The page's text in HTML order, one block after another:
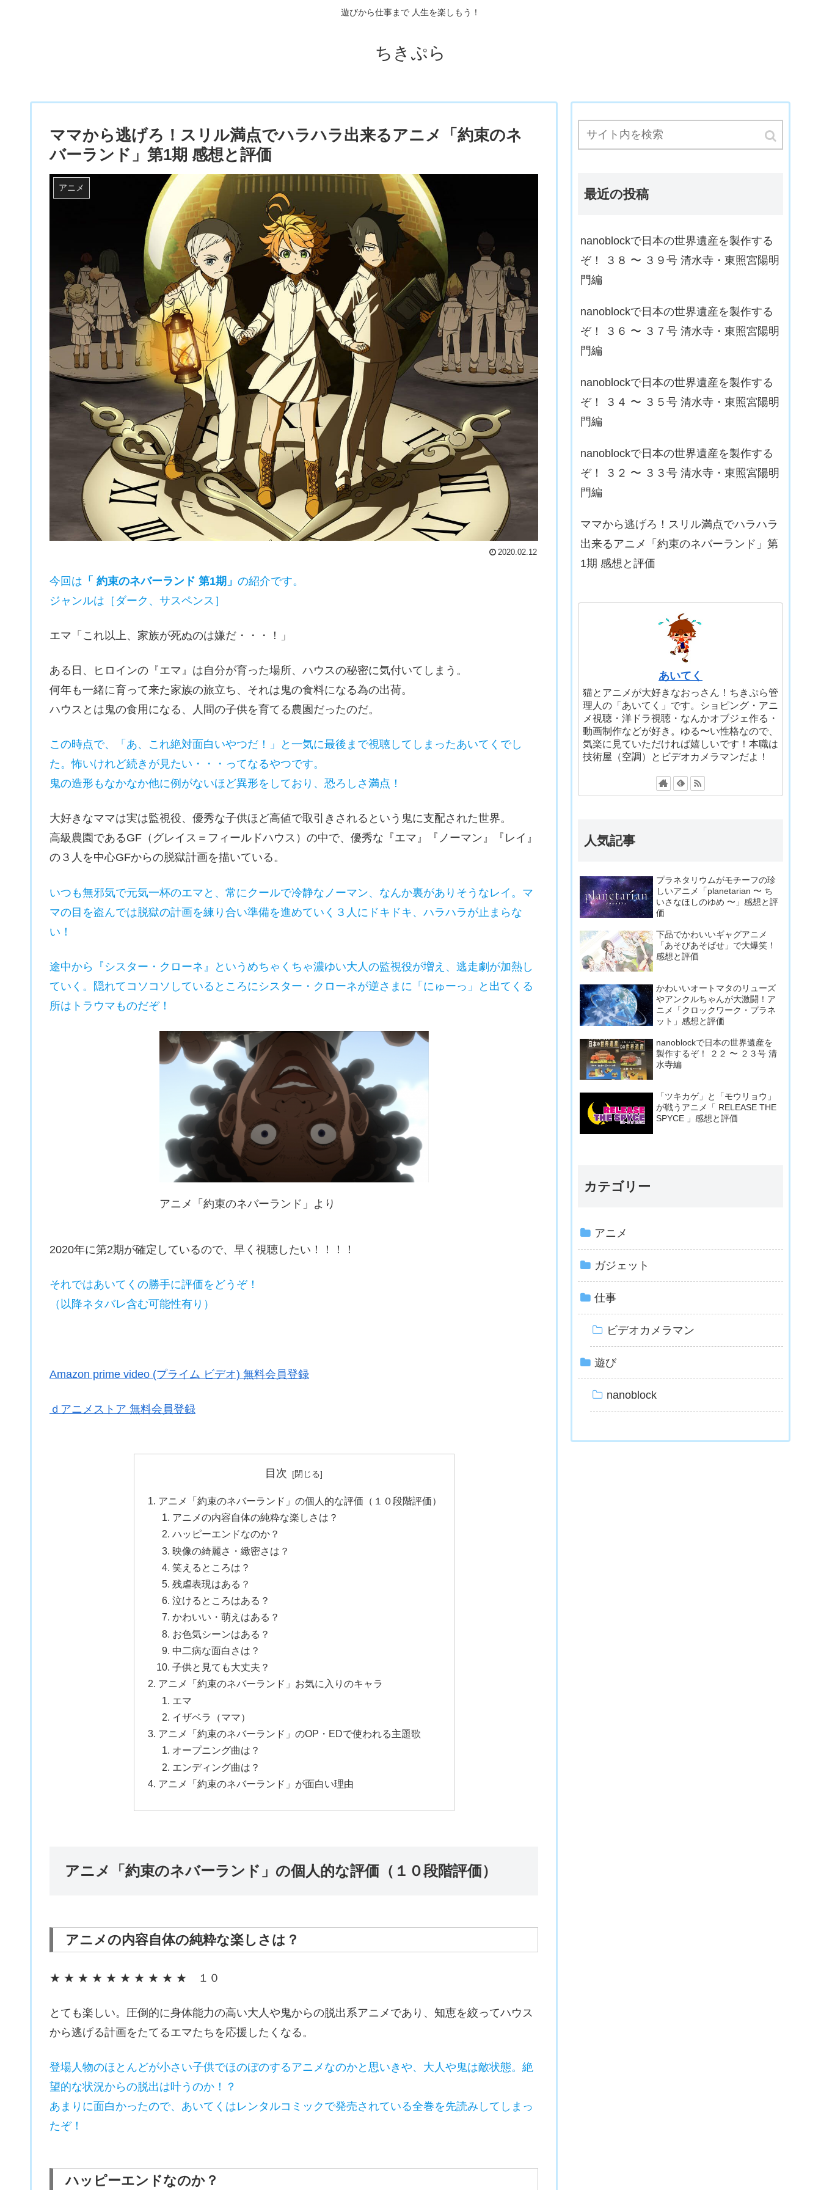
遊びから仕事まで 人生を楽しもう！
ちきぷら
ママから逃げろ！スリル満点でハラハラ出来るアニメ「約束のネ
バーランド」第1期 感想と評価
アニメ
2020.02.12
今回は 「 約束のネバーランド 第1期」 の紹介です。
ジャンルは［ダーク、サスペンス］
エマ「これ以上、家族が死ぬのは嫌だ・・・！」
ある日、ヒロインの『エマ』は自分が育った場所、ハウスの秘密に気付いてしまう。
何年も一緒に育って来た家族の旅立ち、それは鬼の食料になる為の出荷。
ハウスとは鬼の食用になる、人間の子供を育てる農園だったのだ。
この時点で、「あ、これ絶対面白いやつだ！」と一気に最後まで視聴してしまったあいてくでし
た。怖いけれど続きが見たい・・・ってなるやつです。
鬼の造形もなかなか他に例がないほど異形をしており、恐ろしさ満点！
大好きなママは実は監視役、優秀な子供ほど高値で取引きされるという鬼に支配された世界。
高級農園であるGF（グレイス＝フィールドハウス）の中で、優秀な『エマ』『ノーマン』『レイ』
の３人を中心GFからの脱獄計画を描いている。
いつも無邪気で元気一杯のエマと、常にクールで冷静なノーマン、なんか裏がありそうなレイ。マ
マの目を盗んでは脱獄の計画を練り合い準備を進めていく３人にドキドキ、ハラハラが止まらな
い！
途中から『シスター・クローネ』というめちゃくちゃ濃ゆい大人の監視役が増え、逃走劇が加熱し
ていく。隠れてコソコソしているところにシスター・クローネが逆さまに「にゅーっ」と出てくる
所はトラウマものだぞ！
アニメ「約束のネバーランド」より
2020年に第2期が確定しているので、早く視聴したい！！！！
それではあいてくの勝手に評価をどうぞ！
（以降ネタバレ含む可能性有り）
Amazon prime video (プライム ビデオ) 無料会員登録
ｄアニメストア 無料会員登録
目次
アニメ「約束のネバーランド」の個人的な評価（１０段階評価）
アニメの内容自体の純粋な楽しさは？
ハッピーエンドなのか？
映像の綺麗さ・緻密さは？
笑えるところは？
残虐表現はある？
泣けるところはある？
かわいい・萌えはある？
お色気シーンはある？
中二病な面白さは？
子供と見ても大丈夫？
アニメ「約束のネバーランド」お気に入りのキャラ
エマ
イザベラ（ママ）
アニメ「約束のネバーランド」のOP・EDで使われる主題歌
オープニング曲は？
エンディング曲は？
アニメ「約束のネバーランド」が面白い理由
アニメ「約束のネバーランド」の個人的な評価（１０段階評価）
アニメの内容自体の純粋な楽しさは？
★ ★ ★ ★ ★ ★ ★ ★ ★ ★ １０
とても楽しい。圧倒的に身体能力の高い大人や鬼からの脱出系アニメであり、知恵を絞ってハウス
から逃げる計画をたてるエマたちを応援したくなる。
登場人物のほとんどが小さい子供でほのぼのするアニメなのかと思いきや、大人や鬼は敵状態。絶
望的な状況からの脱出は叶うのか！？
あまりに面白かったので、あいてくはレンタルコミックで発売されている全巻を先読みしてしまっ
たぞ！
ハッピーエンドなのか？
最近の投稿
nanoblockで日本の世界遺産を製作する
ぞ！ ３８ 〜 ３９号 清水寺・東照宮陽明
門編
nanoblockで日本の世界遺産を製作する
ぞ！ ３６ 〜 ３７号 清水寺・東照宮陽明
門編
nanoblockで日本の世界遺産を製作する
ぞ！ ３４ 〜 ３５号 清水寺・東照宮陽明
門編
nanoblockで日本の世界遺産を製作する
ぞ！ ３２ 〜 ３３号 清水寺・東照宮陽明
門編
ママから逃げろ！スリル満点でハラハラ
出来るアニメ「約束のネバーランド」第
1期 感想と評価
あいてく
猫とアニメが大好きなおっさん！ちきぷら管
理人の「あいてく」です。ショピング・アニ
メ視聴・洋ドラ視聴・なんかオブジェ作る・
動画制作などが好き。ゆる〜い性格なので、
気楽に見ていただければ嬉しいです！本職は
技術屋（空調）とビデオカメラマンだよ！
人気記事
プラネタリウムがモチーフの珍
しいアニメ「planetarian 〜 ち
いさなほしのゆめ 〜」感想と評
価
下品でかわいいギャグアニメ
「あそびあそばせ」で大爆笑！
感想と評価
かわいいオートマタのリューズ
やアンクルちゃんが大激闘！ア
ニメ「クロックワーク・プラネ
ット」感想と評価
nanoblockで日本の世界遺産を
製作するぞ！ ２２ 〜 ２３号 清
水寺編
「ツキカゲ」と「モウリョウ」
が戦うアニメ「 RELEASE THE
SPYCE 」感想と評価
カテゴリー
アニメ
ガジェット
仕事
ビデオカメラマン
遊び
nanoblock